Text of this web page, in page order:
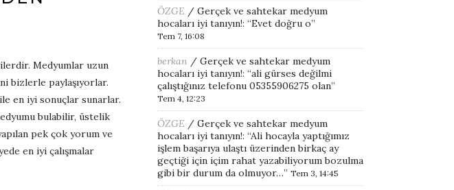
Medyumlar uzun
bizlerle paylaşıyorlar.
en iyi sonuçlar sunarlar.
bulabilir, üstelik
pek çok yorum ve
en iyi çalışmalar
ÖZGE / Gerçek ve sahtekar medyum
hocaları iyi tanıyın!: “Evet doğru o”
Tem 7, 16:08
berkan / Gerçek ve sahtekar medyum
hocaları iyi tanıyın!: “ali gürses değilmi
çalıştığınız telefonu 05355906275 olan”
Tem 4, 12:23
ÖZGE / Gerçek ve sahtekar medyum
hocaları iyi tanıyın!: “Ali hocayla yaptığımız
işlem başarıya ulaştı üzerinden birkaç ay
geçtiği için içim rahat yazabiliyorum bozulma
gibi bir durum da olmuyor…” Tem 3, 14:45